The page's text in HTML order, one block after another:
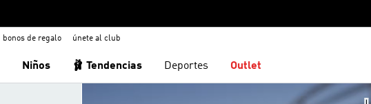
bonos de regalo únete al club
Niños 🩰 Tendencias Deportes Outlet